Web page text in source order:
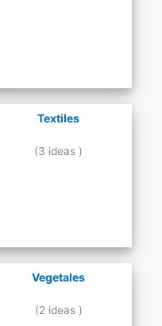
Textiles
(3 ideas )
Vegetales
(2 ideas )